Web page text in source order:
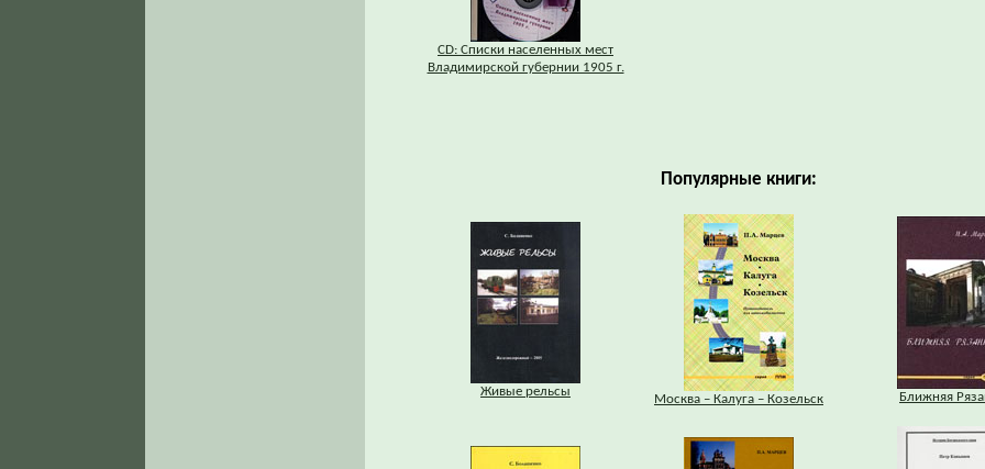
CD: Списки населенных мест
Владимирской губернии 1905 г.
Популярные книги:
Живые рельсы
Москва – Калуга – Козельск Ближняя